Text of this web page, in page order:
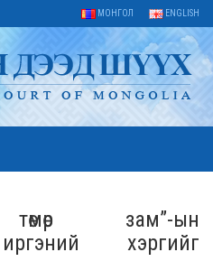
МОНГОЛ ENGLISH
төмөр зам”-ын
хэргийг